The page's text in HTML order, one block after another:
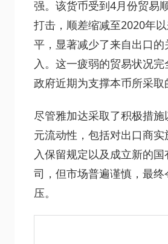
强。该货币受到4月份贸易
打击，顺差缩减至2020年
平，显著减少了来自出口
入。这一疲弱的贸易状况
政府近期为支撑本币所采取
尽管雅加达采取了积极措
元流动性，包括对出口商
入保留规定以及成立新的
司，但市场普遍谨慎，最终
压。